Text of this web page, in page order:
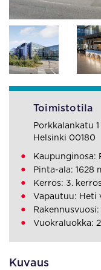
Kuvaus
Toimistotila
Porkkalankatu 1
Helsinki 00180
Kaupunginosa:
Pinta-ala: 1628
Kerros: 3.
Vapautuu: Heti
Vuokraluokka: